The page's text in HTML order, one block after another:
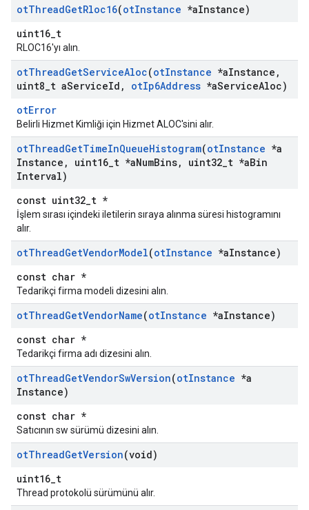
otThreadGetRloc16(otInstance *aInstance)
uint16_t
RLOC16'yı alın.
otThreadGetServiceAloc(otInstance *aInstance ,
uint8 t aServiceId , otIp6Address *aServiceAloc)
otError
Belirli Hizmet Kimliği için Hizmet ALOC'sini alır.
otThreadGetTimeInQueueHistogram(otInstance *a
Instance , uint16 t *aNumBins, uint32 t *aBin
Interval)
const uint32_t *
İşlem sırası içindeki iletilerin sıraya alınma süresi histogramını
alır.
otThreadGetVendorModel(otInstance *aInstance)
const char *
Tedarikçi firma modeli dizesini alın.
otThreadGetVendorName(otInstance *aInstance)
const char *
Tedarikçi firma adı dizesini alın.
otThreadGetVendorSwVersion(otInstance *a
Instance)
const char *
Satıcının sw sürümü dizesini alın.
otThreadGetVersion(void)
uint16_t
Thread protokolü sürümünü alır.